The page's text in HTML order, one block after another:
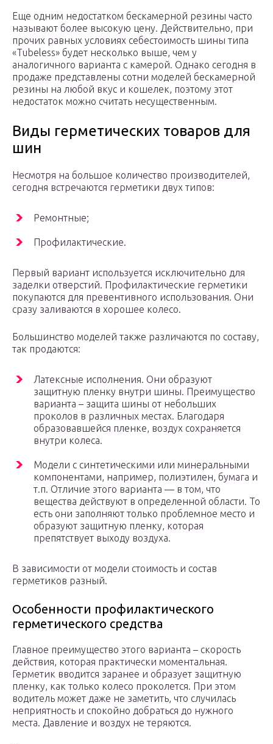
Еще одним недостатком бескамерной резины часто
называют более высокую цену. Действительно, при
прочих равных условиях себестоимость шины типа
«Tubeless» будет несколько выше, чем у
аналогичного варианта с камерой. Однако сегодня в
продаже представлены сотни моделей бескамерной
резины на любой вкус и кошелек, поэтому этот
недостаток можно считать несущественным.
Виды герметических товаров для
шин
Несмотря на большое количество производителей,
сегодня встречаются герметики двух типов:
Ремонтные;
Профилактические.
Первый вариант используется исключительно для
заделки отверстий. Профилактические герметики
покупаются для превентивного использования. Они
сразу заливаются в хорошее колесо.
Большинство моделей также различаются по составу,
так продаются:
Латексные исполнения. Они образуют
защитную пленку внутри шины. Преимущество
варианта – защита шины от небольших
проколов в различных местах. Благодаря
образовавшейся пленке, воздух сохраняется
внутри колеса.
Модели с синтетическими или минеральными
компонентами, например, полиэтилен, бумага и
т.п. Отличие этого варианта — в том, что
вещества действуют в определенной области. То
есть они заполняют только проблемное место и
образуют защитную пленку, которая
препятствует выходу воздуха.
В зависимости от модели стоимость и состав
герметиков разный.
Особенности профилактического
герметического средства
Главное преимущество этого варианта – скорость
действия, которая практически моментальная.
Герметик вводится заранее и образует защитную
пленку, как только колесо проколется. При этом
водитель может даже не заметить, что случилась
неприятность и спокойно добраться до нужного
места. Давление и воздух не теряются.